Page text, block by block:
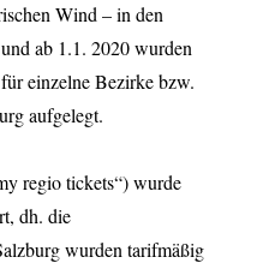
Wind – in den
ab 1.1. 2020 wurden
einzelne Bezirke bzw.
aufgelegt.
regio tickets“) wurde
dh. die
wurden tarifmäßig